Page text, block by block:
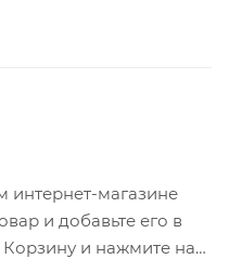
интернет-магазине
и добавьте его в
Корзину и нажмите на